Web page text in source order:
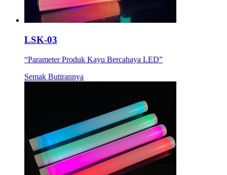
LSK-03
“Parameter Produk Kayu Bercahaya LED”
Semak Butirannya